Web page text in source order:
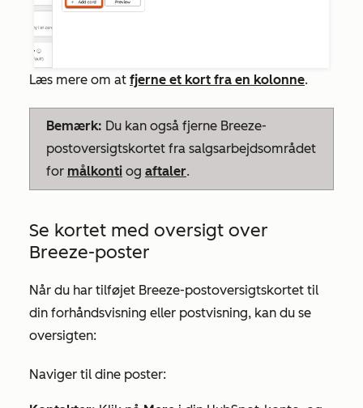
Læs mere om at fjerne et kort fra en kolonne.
Bemærk: Du kan også fjerne Breeze-
postoversigtskortet fra salgsarbejdsområdet
for målkonti og aftaler.
Se kortet med oversigt over
Breeze-poster
Når du har tilføjet Breeze-postoversigtskortet til
din forhåndsvisning eller postvisning, kan du se
oversigten:
Naviger til dine poster: